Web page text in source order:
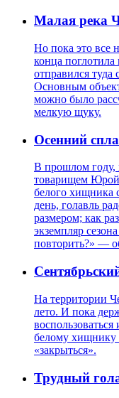
Малая река
Но пока это все
конца поглотила
отправился туда
Основным
можно было
мелкую щуку.
Осенний
В прошлом году,
товарищем
белого хищника
день, голавль
размером; как
экземпляр
повторить?» —
На территории
лето. И пока
белому хищнику
«закрыться».
Трудный